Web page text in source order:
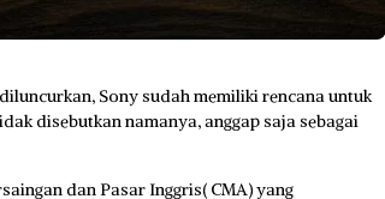
Sony sudah memiliki rencana untuk
disebutkan namanya, anggap saja sebagai
dan Pasar Inggris( CMA) yang